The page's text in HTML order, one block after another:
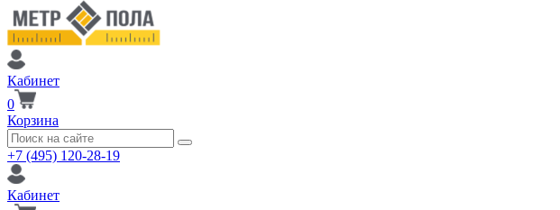
Кабинет
0
Корзина
+7 (495) 120-28-19
Кабинет